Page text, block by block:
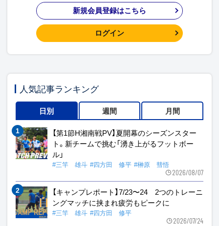
新規会員登録はこちら
ログイン
人気記事ランキング
日別 週間 月間
【第1節H湘南戦PV】夏開幕のシーズンスター
ト。新チームで挑む「湧き上がるフットボー
ル」
#三竿 雄斗 #四方田 修平 #榊原 彗悟
2026/08/07
【キャンプレポート】7/23〜24 2つのトレーニ
ングマッチに挟まれ疲労もピークに
#三竿 雄斗 #四方田 修平
2026/07/24